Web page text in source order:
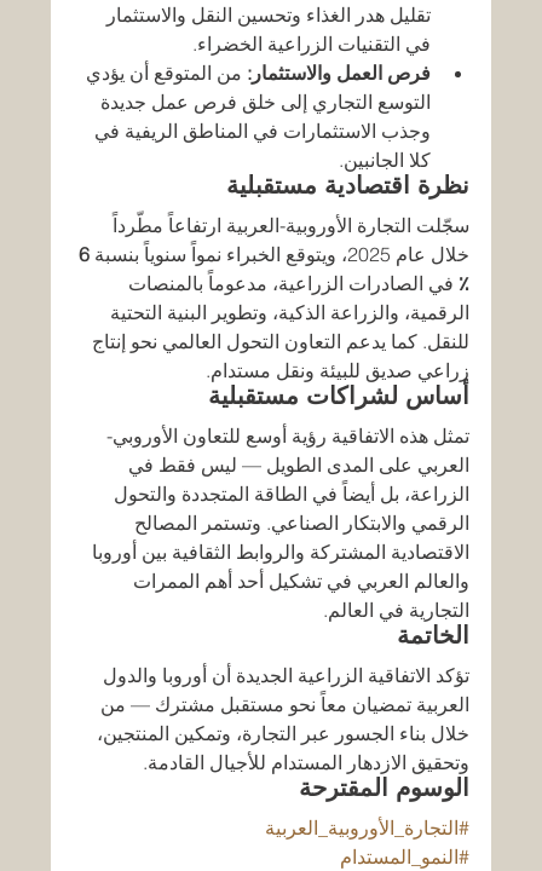
تقليل هدر الغذاء وتحسين النقل والاستثمار
في التقنيات الزراعية الخضراء.
فرص العمل والاستثمار: من المتوقع أن يؤدي
التوسع التجاري إلى خلق فرص عمل جديدة
وجذب الاستثمارات في المناطق الريفية في
كلا الجانبين.
نظرة اقتصادية مستقبلية
سجّلت التجارة الأوروبية-العربية ارتفاعاً مطّرداً
خلال عام 2025، ويتوقع الخبراء نمواً سنوياً بنسبة
٪ في الصادرات الزراعية، مدعوماً بالمنصات
الرقمية، والزراعة الذكية، وتطوير البنية التحتية
للنقل. كما يدعم التعاون التحول العالمي نحو إنتاج
زراعي صديق للبيئة ونقل مستدام.
أساس لشراكات مستقبلية
تمثل هذه الاتفاقية رؤية أوسع للتعاون الأوروبي-
العربي على المدى الطويل — ليس فقط في
الزراعة، بل أيضاً في الطاقة المتجددة والتحول
الرقمي والابتكار الصناعي. وتستمر المصالح
الاقتصادية المشتركة والروابط الثقافية بين أوروبا
والعالم العربي في تشكيل أحد أهم الممرات
التجارية في العالم.
الخاتمة
تؤكد الاتفاقية الزراعية الجديدة أن أوروبا والدول
العربية تمضيان معاً نحو مستقبل مشترك — من
خلال بناء الجسور عبر التجارة، وتمكين المنتجين،
وتحقيق الازدهار المستدام للأجيال القادمة.
الوسوم المقترحة
#التجارة_الأوروبية_العربية
#النمو_المستدام